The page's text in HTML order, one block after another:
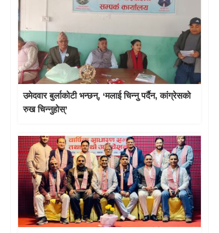
उमेदवार बुर्लाकोटी भन्छन्, ‘मलाई चिन्नु पर्दैन, कांग्रेसको
रुख चिन्नुहोस्’